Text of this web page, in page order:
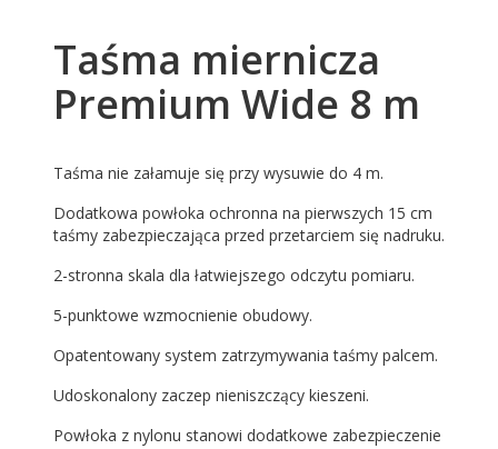
Taśma miernicza
Premium Wide 8 m
Taśma nie załamuje się przy wysuwie do 4 m.
Dodatkowa powłoka ochronna na pierwszych 15 cm
taśmy zabezpieczająca przed przetarciem się nadruku.
2-stronna skala dla łatwiejszego odczytu pomiaru.
5-punktowe wzmocnienie obudowy.
Opatentowany system zatrzymywania taśmy palcem.
Udoskonalony zaczep nieniszczący kieszeni.
Powłoka z nylonu stanowi dodatkowe zabezpieczenie